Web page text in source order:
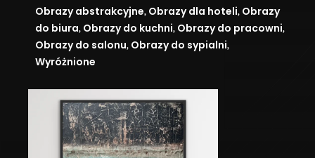
Obrazy abstrakcyjne Obrazy dla hoteli Obrazy
do biura Obrazy do kuchni Obrazy do pracowni
Obrazy do salonu Obrazy do sypialni
Wyróżnione